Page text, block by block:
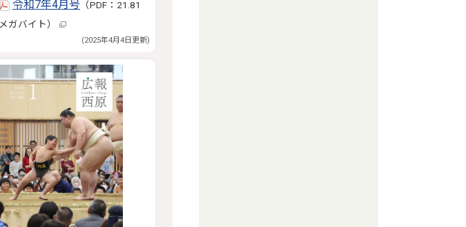
令和7年4月号（PDF：21.81
メガバイト）
(2025年4月4日更新)